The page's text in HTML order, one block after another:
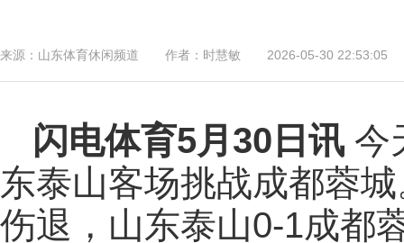
来源： 山东体育休闲频道 作者： 时慧敏 2026-05-30 22:53:05
闪电体育5月30日讯 今
东泰山客场挑战成都蓉
伤退，山东泰山0-1成都